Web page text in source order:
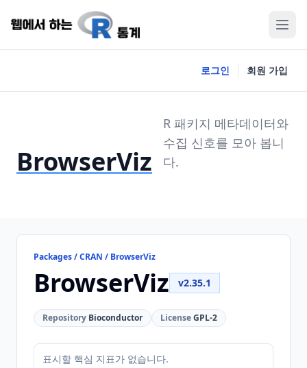
로그인 회원 가입
BrowserViz
R 패키지 메타데이터와
수집 신호를 모아 봅니
다.
Packages / CRAN / BrowserViz
BrowserViz v2.35.1
Repository Bioconductor LicenseGPL-2
표시할 핵심 지표가 없습니다.